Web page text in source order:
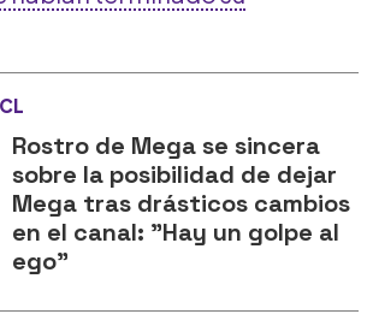
Rostro de Mega se sincera
sobre la posibilidad de dejar
Mega tras drásticos cambios
en el canal: "Hay un golpe al
ego"